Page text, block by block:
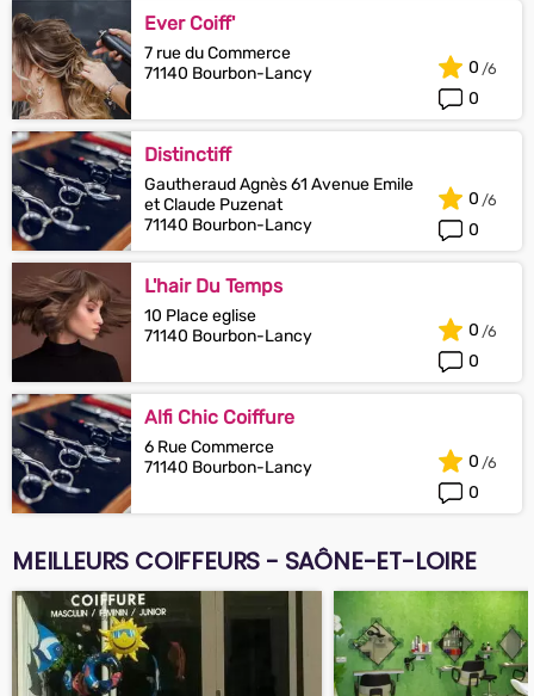
Ever Coiff'
7 rue du Commerce
71140 Bourbon-Lancy
0
0
Distinctiff
Gautheraud Agnès 61 Avenue Emile
et Claude Puzenat
71140 Bourbon-Lancy
0
0
L'hair Du Temps
10 Place eglise
71140 Bourbon-Lancy
0
0
Alfi Chic Coiffure
6 Rue Commerce
71140 Bourbon-Lancy
0
0
MEILLEURS COIFFEURS - SAÔNE-ET-LOIRE